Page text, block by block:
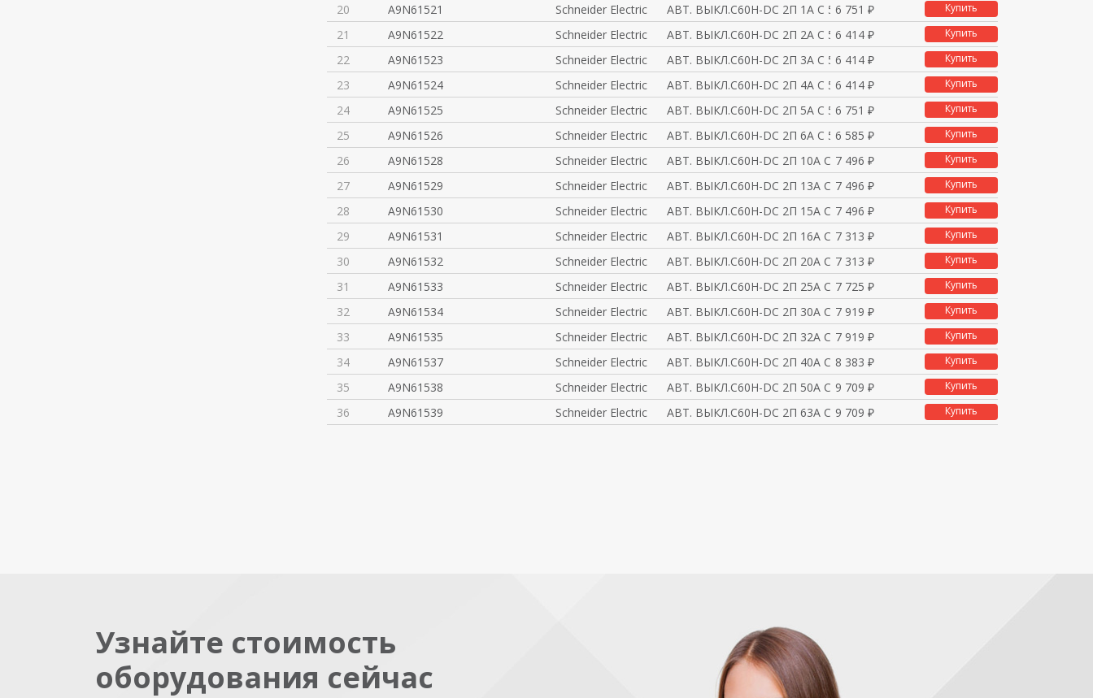
20 A9N61521 Schneider Electric АВТ. ВЫКЛ.C60H-DC 2П 1А C 500В6 751 ₽ Купить
21 A9N61522 Schneider Electric АВТ. ВЫКЛ.C60H-DC 2П 2А C 500В6 414 ₽ Купить
22 A9N61523 Schneider Electric АВТ. ВЫКЛ.C60H-DC 2П 3А C 500В6 414 ₽ Купить
23 A9N61524 Schneider Electric АВТ. ВЫКЛ.C60H-DC 2П 4А C 500В6 414 ₽ Купить
24 A9N61525 Schneider Electric АВТ. ВЫКЛ.C60H-DC 2П 5А C 500В6 751 ₽ Купить
25 A9N61526 Schneider Electric АВТ. ВЫКЛ.C60H-DC 2П 6А C 500В6 585 ₽ Купить
26 A9N61528 Schneider Electric АВТ. ВЫКЛ.C60H-DC 2П 10А C 5007 496 ₽ Купить
27 A9N61529 Schneider Electric АВТ. ВЫКЛ.C60H-DC 2П 13А C 5007 496 ₽ Купить
28 A9N61530 Schneider Electric АВТ. ВЫКЛ.C60H-DC 2П 15А C 5007 496 ₽ Купить
29 A9N61531 Schneider Electric АВТ. ВЫКЛ.C60H-DC 2П 16А C 5007 313 ₽ Купить
30 A9N61532 Schneider Electric АВТ. ВЫКЛ.C60H-DC 2П 20А C 5007 313 ₽ Купить
31 A9N61533 Schneider Electric АВТ. ВЫКЛ.C60H-DC 2П 25А C 5007 725 ₽ Купить
32 A9N61534 Schneider Electric АВТ. ВЫКЛ.C60H-DC 2П 30А C 5007 919 ₽ Купить
33 A9N61535 Schneider Electric АВТ. ВЫКЛ.C60H-DC 2П 32А C 5007 919 ₽ Купить
34 A9N61537 Schneider Electric АВТ. ВЫКЛ.C60H-DC 2П 40А C 5008 383 ₽ Купить
35 A9N61538 Schneider Electric АВТ. ВЫКЛ.C60H-DC 2П 50А C 5009 709 ₽ Купить
36 A9N61539 Schneider Electric АВТ. ВЫКЛ.C60H-DC 2П 63А C 5009 709 ₽ Купить
Узнайте стоимость
оборудования сейчас